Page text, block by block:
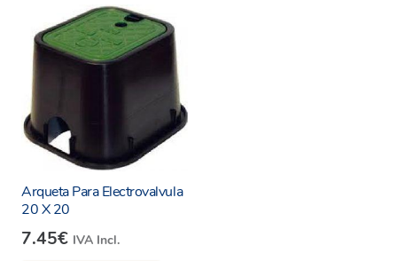
Arqueta Para Electrovalvula
20 X 20
7.45€ IVA Incl.